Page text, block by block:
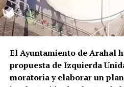
El Ayuntamiento de Arahal
propuesta de Izquierda
moratoria y elaborar un